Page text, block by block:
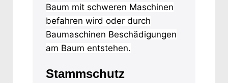
Baum mit schweren Maschinen
befahren wird oder durch
Baumaschinen Beschädigungen
am Baum entstehen.
Stammschutz